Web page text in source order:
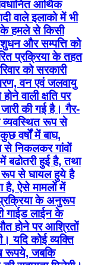
आर्थिक
वाले इलाको में भी
के हमले से किसी
और सम्पत्ति को
प्रक्रिया के तहत
को सरकारी
वन एवं जलवायु
वाली क्षति पर
की गई है। गैर-
व्यवस्थित रूप से
वर्षों में बाघ,
निकलकर गांवों
बढोतरी हुई है, तथा
रूप से घायल हुये है
है, ऐसे मामलों में
प्रक्रिया के अनुरूप
गाईड लाईन के
होने पर आश्रितों
यदि कोई व्यक्ति
रूपये, जबकि